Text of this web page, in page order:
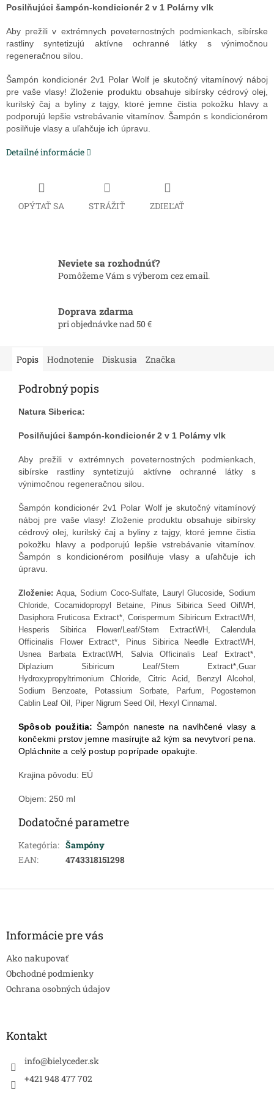
Posilňujúci šampón-kondicionér 2 v 1 Polárny vlk
Aby prežili v extrémnych poveternostných podmienkach, sibírske
rastliny syntetizujú aktívne ochranné látky s výnimočnou
regeneračnou silou.
Šampón kondicionér 2v1 Polar Wolf je skutočný vitamínový náboj
pre vaše vlasy! Zloženie produktu obsahuje sibírsky cédrový olej,
kurilský čaj a byliny z tajgy, ktoré jemne čistia pokožku hlavy a
podporujú lepšie vstrebávanie vitamínov. Šampón s kondicionérom
posilňuje vlasy a uľahčuje ich úpravu.
Detailné informácie
OPÝTAŤ SA STRÁŽIŤ ZDIEĽAŤ
Neviete sa rozhodnúť?
Pomôžeme Vám s výberom cez email.
Doprava zdarma
pri objednávke nad 50 €
Popis Hodnotenie Diskusia Značka
Podrobný popis
Natura Siberica:
Posilňujúci šampón-kondicionér 2 v 1 Polárny vlk
Aby prežili v extrémnych poveternostných podmienkach,
sibírske rastliny syntetizujú aktívne ochranné látky s
výnimočnou regeneračnou silou.
Šampón kondicionér 2v1 Polar Wolf je skutočný vitamínový
náboj pre vaše vlasy! Zloženie produktu obsahuje sibírsky
cédrový olej, kurilský čaj a byliny z tajgy, ktoré jemne čistia
pokožku hlavy a podporujú lepšie vstrebávanie vitamínov.
Šampón s kondicionérom posilňuje vlasy a uľahčuje ich
úpravu.
Zloženie: Aqua,Sodium Coco-Sulfate, Lauryl Glucoside, Sodium
Chloride, Cocamidopropyl Betaine, Pinus Sibirica Seed OilWH,
Dasiphora Fruticosa Extract*, Corispermum Sibiricum ExtractWH,
Hesperis Sibirica Flower/Leaf/Stem ExtractWH, Calendula
Officinalis Flower Extract*, Pinus Sibirica Needle ExtractWH,
Usnea Barbata ExtractWH, Salvia Officinalis Leaf Extract*,
Diplazium Sibiricum Leaf/Stem Extract*,Guar
Hydroxypropyltrimonium Chloride, Citric Acid, Benzyl Alcohol,
Sodium Benzoate, Potassium Sorbate, Parfum, Pogostemon
Cablin Leaf Oil, Piper Nigrum Seed Oil, Hexyl Cinnamal.
Spôsob použitia: Šampón naneste na navlhčené vlasy a
končekmi prstov jemne masírujte až kým sa nevytvorí pena.
Opláchnite a celý postup poprípade opakujte.
Krajina pôvodu: EÚ
Objem: 250 ml
Dodatočné parametre
Kategória: Šampóny
EAN: 4743318151298
Z
Informácie pre vás
Ako nakupovať
Obchodné podmienky
Ochrana osobných údajov
Kontakt
info@bielyceder.sk
+421 948 477 702